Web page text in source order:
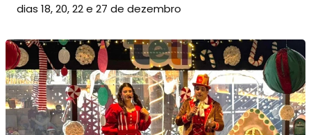
dias 18, 20, 22 e 27 de dezembro